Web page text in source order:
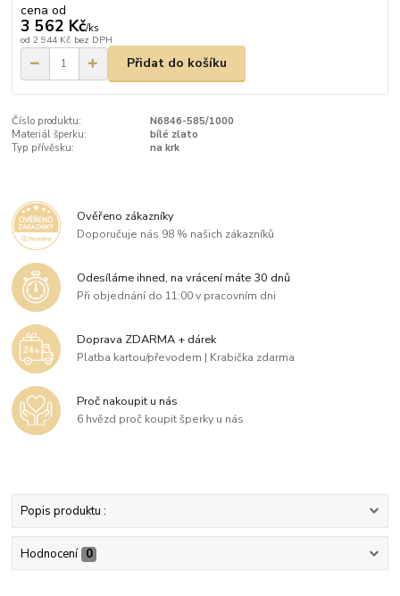
cena od
3 562 Kč/ks
od 2 944 Kč bez DPH
Přidat do košíku
Číslo produktu:
N6846-585/1000
Materiál šperku:
bílé zlato
Typ přívěsku:
na krk
Ověřeno zákazníky
Doporučuje nás 98 % našich zákazníků
Odesíláme ihned, na vrácení máte 30 dnů
Při objednání do 11:00 v pracovním dni
Doprava ZDARMA + dárek
Platba kartou/převodem | Krabička zdarma
Proč nakoupit u nás
6 hvězd proč koupit šperky u nás
Popis produktu :
Hodnocení 0